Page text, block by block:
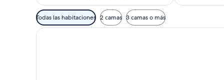
Filtros
disponibles
para
Todas las habitaciones 2 camas 3 camas o más